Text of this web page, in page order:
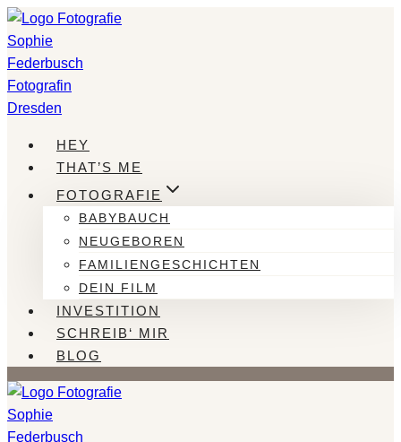
Zum
Inhalt
springen
HEY
THAT’S ME
FOTOGRAFIE
BABYBAUCH
NEUGEBOREN
FAMILIENGESCHICHTEN
DEIN FILM
INVESTITION
SCHREIB‘ MIR
BLOG